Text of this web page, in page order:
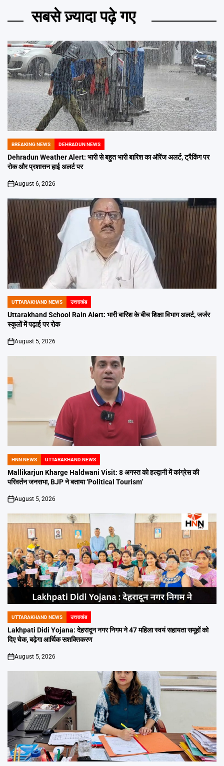
सबसे ज़्यादा पढ़े गए
POSTED
IN
BREAKING NEWS DEHRADUN NEWS
Dehradun Weather Alert: भारी से बहुत भारी बारिश का ऑरेंज अलर्ट, ट्रैकिंग पर
रोक और प्रशासन हाई अलर्ट पर
on
August 6, 2026
POSTED
IN
UTTARAKHAND NEWS उत्तराखंड
Uttarakhand School Rain Alert: भारी बारिश के बीच शिक्षा विभाग अलर्ट, जर्जर
स्कूलों में पढ़ाई पर रोक
on
August 5, 2026
POSTED
IN
HNN NEWS UTTARAKHAND NEWS
Mallikarjun Kharge Haldwani Visit: 8 अगस्त को हल्द्वानी में कांग्रेस की
परिवर्तन जनसभा, BJP ने बताया ‘Political Tourism’
on
August 5, 2026
POSTED
IN
UTTARAKHAND NEWS उत्तराखंड
Lakhpati Didi Yojana: देहरादून नगर निगम ने 47 महिला स्वयं सहायता समूहों को
दिए चेक, बढ़ेगा आर्थिक सशक्तिकरण
on
August 5, 2026